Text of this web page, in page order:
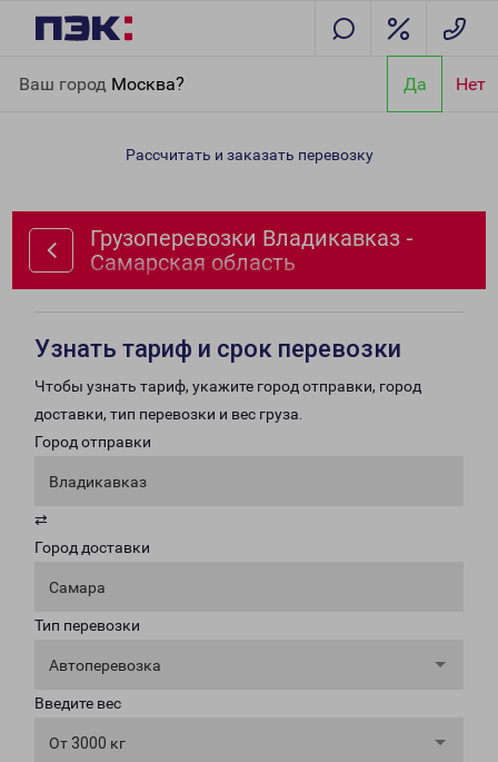
Ваш город Москва? Да Нет
Самарская область
Рассчитать и заказать перевозку
Грузоперевозки Владикавказ -
Самарская область
Узнать тариф и срок перевозки
Чтобы узнать тариф, укажите город отправки, город
доставки, тип перевозки и вес груза.
Город отправки
Владикавказ
⇄
Город доставки
Самара
Тип перевозки
Автоперевозка
Введите вес
От 3000 кг